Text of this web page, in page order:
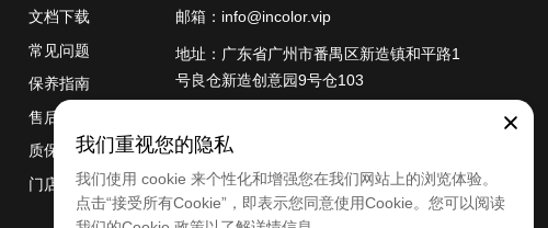
我们重视您的隐私
我们使用 cookie 来个性化和增强您在我们网站上的浏览体验。
点击“接受所有Cookie”，即表示您同意使用Cookie。您可以阅读
文档下载
常见问题
保养指南
售后支持
质保政策
门店查询
邮箱：info@incolor.vip
地址：广东省广州市番禺区新造镇和平路1
号良仓新造创意园9号仓103